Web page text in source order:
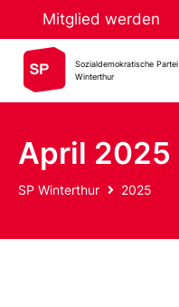
Mitglied werden
Sozialdemokratische Partei
Winterthur
April 2025
SP Winterthur 2025